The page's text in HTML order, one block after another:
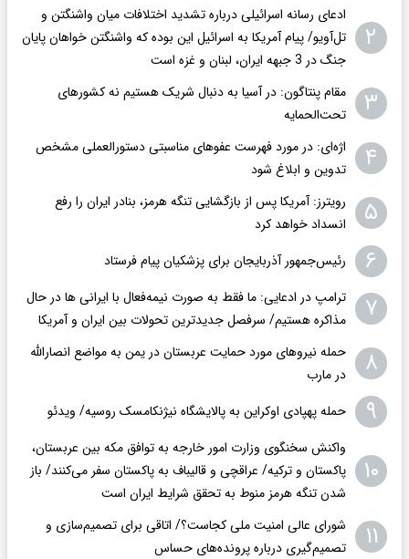
۲
ادعای رسانه اسرائیلی درباره تشدید اختلافات میان واشنگتن و
تل‌آویو/ پیام آمریکا به اسرائیل این بوده که واشنگتن خواهان پایان
جنگ در 3 جبهه ایران، لبنان و غزه است
۳
مقام پنتاگون: در آسیا به دنبال شریک هستیم نه کشورهای
تحت‌الحمایه
۴
اژه‌ای: در مورد فهرست عفوهای مناسبتی دستورالعملی مشخص
تدوین و ابلاغ شود
۵
رویترز: آمریکا پس از بازگشایی تنگه هرمز، بنادر ایران را رفع
انسداد خواهد کرد
۶ رئیس‌جمهور آذربایجان برای پزشکیان پیام فرستاد
۷
ترامپ در ادعایی: ما فقط به‌ صورت نیمه‌فعال با ایرانی ها در حال
مذاکره هستیم/ سرفصل جدیدترین تحولات بین ایران و آمریکا
۸
حمله نیروهای مورد حمایت عربستان در یمن به مواضع انصارالله
در مارب
۹ حمله پهپادی اوکراین به پالایشگاه نیژنکامسک روسیه/ ویدئو
۱۰
واکنش سخنگوی وزارت امور خارجه به توافق مکه بین عربستان،
پاکستان و ترکیه/ عراقچی و قالیباف به پاکستان سفر می‌کنند/ باز
شدن تنگه هرمز منوط به تحقق شرایط ایران است
۱۱
شورای عالی امنیت ملی کجاست؟/ اتاقی برای تصمیم‌سازی و
تصمیم‌گیری درباره پرونده‌های حساس